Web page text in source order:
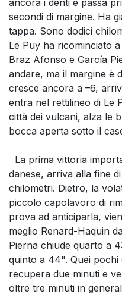
secondi di margine. Ha
tappa. Sono dodici
Le Puy ha ricominciato
Braz Afonso e García
andare, ma il margine è
cresce ancora a –6,
entra nel rettilineo di Le
città dei vulcani, alza le
bocca aperta sotto il
La prima vittoria
danese, arriva alla fine
chilometri. Dietro, la
piccolo capolavoro di
prova ad anticiparla,
meglio Renard-Haquin
Pierna chiude quarto a
quinto a 44". Quei pochi
recupera due minuti e
oltre tre minuti in